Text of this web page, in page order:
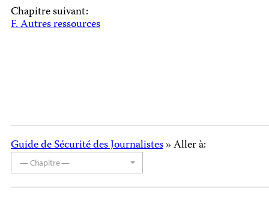
Chapitre suivant:
F. Autres ressources
Guide de Sécurité des Journalistes» Aller à:
— Chapitre —